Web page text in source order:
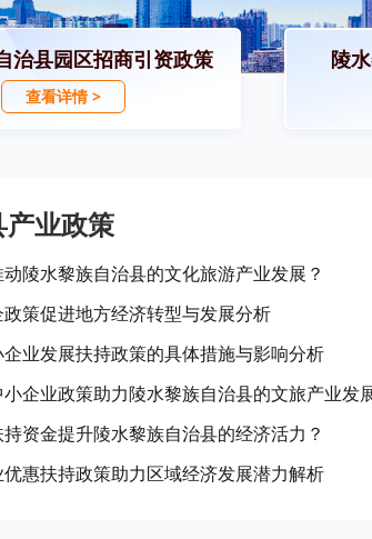
治县园区招商引资政策
查看详情 >
陵
业政策
陵水黎族自治县的文化旅游产业发展？
策促进地方经济转型与发展分析
业发展扶持政策的具体措施与影响分析
企业政策助力陵水黎族自治县的文旅产业发
资金提升陵水黎族自治县的经济活力？
优惠扶持政策助力区域经济发展潜力解析